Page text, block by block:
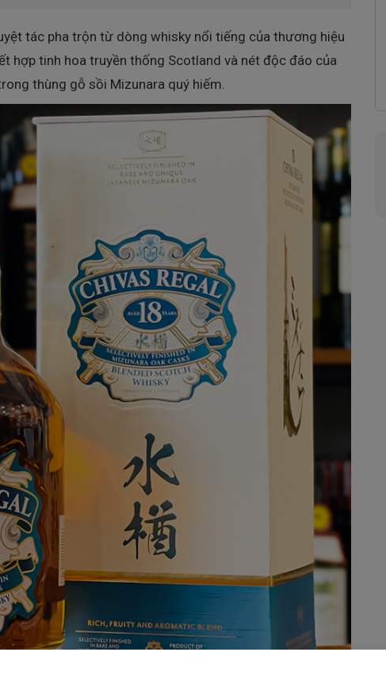
tác pha trộn từ dòng whisky nổi tiếng của thương hiệu
hợp tinh hoa truyền thống Scotland và nét độc đáo của
thùng gỗ sồi Mizunara quý hiếm.